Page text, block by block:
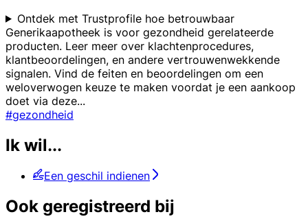
Ontdek met Trustprofile hoe betrouwbaar
Generikaapotheek is voor gezondheid gerelateerde
producten. Leer meer over klachtenprocedures,
klantbeoordelingen, en andere vertrouwenwekkende
signalen. Vind de feiten en beoordelingen om een
weloverwogen keuze te maken voordat je een aankoop
doet via deze...
#gezondheid
Ik wil...
Een geschil indienen
Ook geregistreerd bij